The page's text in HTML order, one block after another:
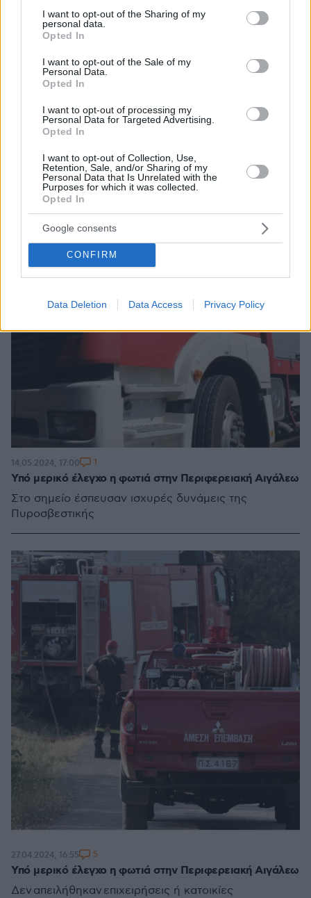
not limited to your visit or usage behaviour. You may click to
grant or deny consent to Google and its third-party tags to
use your data for below specified purposes in below Google
consent section.
I want to opt-out of the Sharing of my
personal data.
Opted In
I want to opt-out of the Sale of my
Personal Data.
Opted In
I want to opt-out of processing my
Personal Data for Targeted Advertising.
Opted In
I want to opt-out of Collection, Use,
Retention, Sale, and/or Sharing of my
Personal Data that Is Unrelated with the
Purposes for which it was collected.
Opted In
Google consents
CONFIRM
Data Deletion Data Access Privacy Policy
Υπό μερικό έλεγχο η φωτιά στην Περιφερειακή Αιγάλεω
Πρόκειται περί εγκληματικής κατ' επανάληψη
συμπεριφοράς, τόνισε ο υπουργός Κλιματικής Κρίσης
και Πολιτικής Προστασίας Βασίλης Κικίλιας
Υπό μερικό έλεγχο η φωτιά στην Περιφερειακή Αιγάλεω
Στο σημείο έσπευσαν ισχυρές δυνάμεις της
Πυροσβεστικής
14.05.2024, 17:00 1
Υπό μερικό έλεγχο η φωτιά στην Περιφερειακή Αιγάλεω
Δεν απειλήθηκαν επιχειρήσεις ή κατοικίες
27.04.2024, 16:55 5